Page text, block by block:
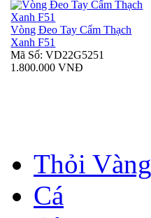
Vòng Đeo Tay Cẩm Thạch
Xanh F51
Mã Số: VD22G5251
1.800.000 VNĐ
Thỏi Vàng
Cá